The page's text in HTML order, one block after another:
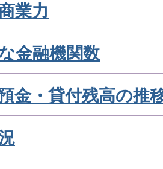
業力
金融機関数
金・貸付残高の推